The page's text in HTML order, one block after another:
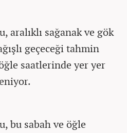
aralıklı sağanak ve gök
geçeceği tahmin
saatlerinde yer yer
bu sabah ve öğle